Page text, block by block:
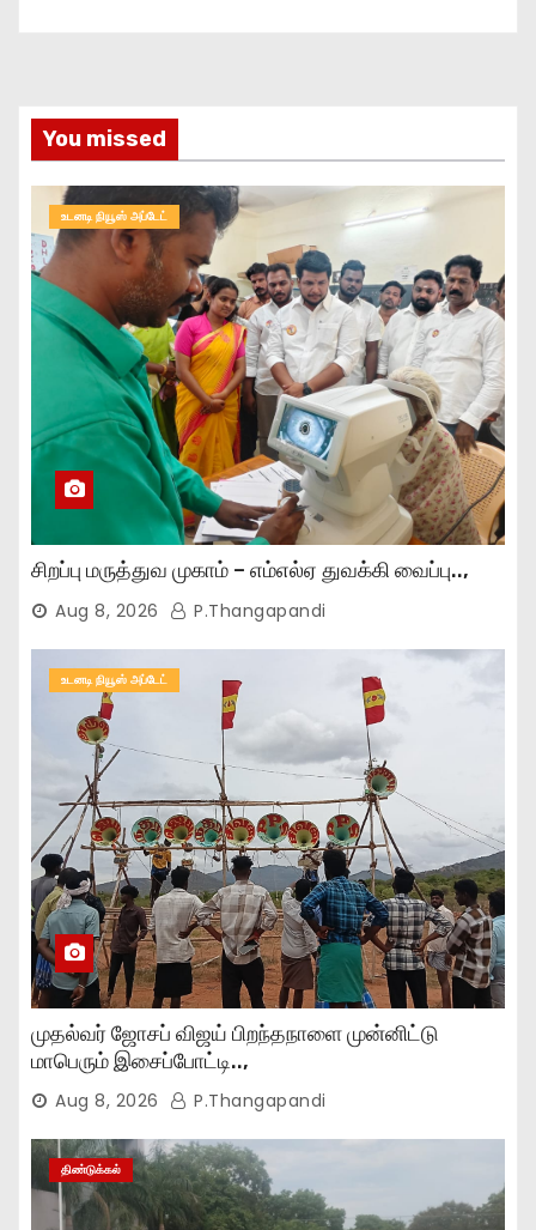
You missed
உடனடி நியூஸ் அப்டேட்
சிறப்பு மருத்துவ முகாம் – எம்எல்ஏ துவக்கி வைப்பு..,
Aug 8, 2026 P.Thangapandi
உடனடி நியூஸ் அப்டேட்
முதல்வர் ஜோசப் விஜய் பிறந்தநாளை முன்னிட்டு
மாபெரும் இசைப்போட்டி..,
Aug 8, 2026 P.Thangapandi
திண்டுக்கல்